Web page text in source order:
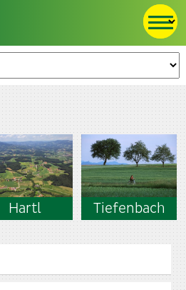
Hartl Tiefenbach